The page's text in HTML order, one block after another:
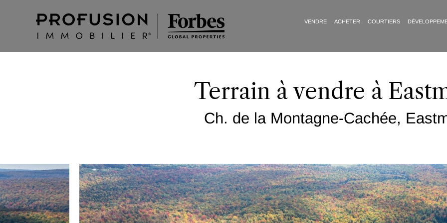
VENDRE ACHETER COURTIERS
Terrain à vendre à
Ch. de la Montagne-Cachée,